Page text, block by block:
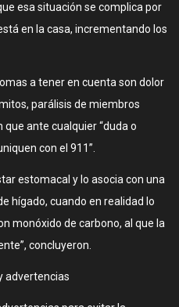
esa situación se complica por
en la casa, incrementando los
a tener en cuenta son dolor
parálisis de miembros
ante cualquier “duda o
con el 911”.
estomacal y lo asocia con una
hígado, cuando en realidad lo
monóxido de carbono, al que la
concluyeron.
advertencias